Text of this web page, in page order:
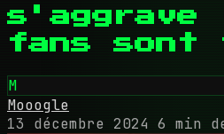
fans sont
M
Mooogle
13 décembre 2024 6 min